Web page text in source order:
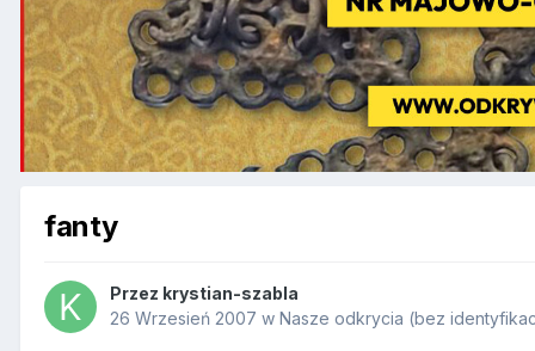
fanty
Przez krystian-szabla
26 Wrzesień 2007 w Nasze odkrycia (bez